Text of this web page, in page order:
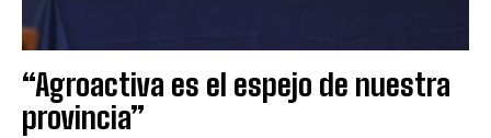
“Agroactiva es el espejo de nuestra
provincia”